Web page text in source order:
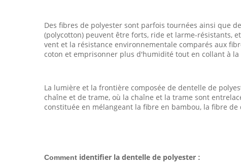
Des fibres de polyester sont parfois tournées ainsi que
(polycotton) peuvent être forts, ride et larme-résistants,
vent et la résistance environnementale comparés aux
coton et emprisonner plus d'humidité tout en collant à
La lumière et la frontière composée de dentelle de
chaîne et de trame, où la chaîne et la trame sont
constituée en mélangeant la fibre en bambou, la fibre
Comment identifier la dentelle de polyester :